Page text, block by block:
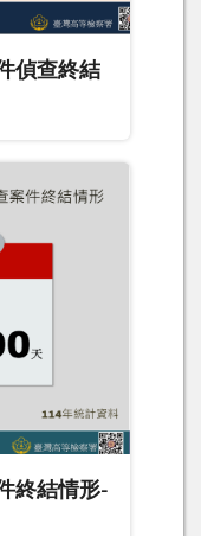
偵查終結
終結情形-